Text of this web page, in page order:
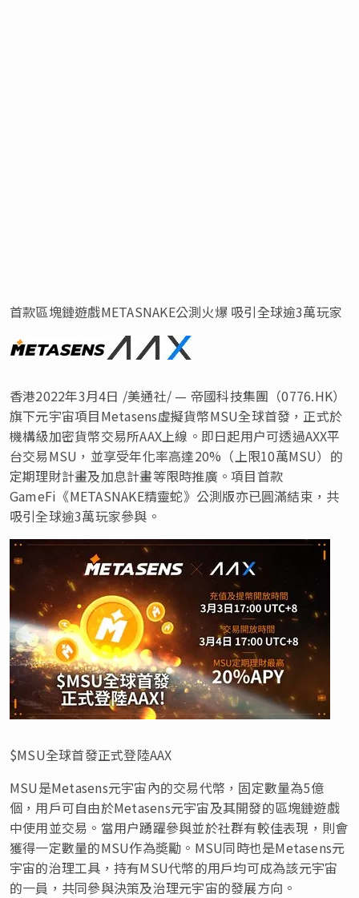
首款區塊鏈遊戲METASNAKE公測火爆 吸引全球逾3萬玩家
香港2022年3月4日 /美通社/ — 帝國科技集團（0776.HK）
旗下元宇宙項目Metasens虛擬貨幣MSU全球首發，正式於
機構級加密貨幣交易所AAX上線。即日起用户可透過AXX平
台交易MSU，並享受年化率高達20%（上限10萬MSU）的
定期理財計畫及加息計畫等限時推廣。項目首款
GameFi《METASNAKE精靈蛇》公測版亦已圓滿結束，共
吸引全球逾3萬玩家參與。
$MSU全球首發正式登陸AAX
MSU是Metasens元宇宙內的交易代幣，固定數量為5億
個，用戶可自由於Metasens元宇宙及其開發的區塊鏈遊戲
中使用並交易。當用户踴躍參與並於社群有較佳表現，則會
獲得一定數量的MSU作為奬勵。MSU同時也是Metasens元
宇宙的治理工具，持有MSU代幣的用戶均可成為該元宇宙
的一員，共同參與決策及治理元宇宙的發展方向。